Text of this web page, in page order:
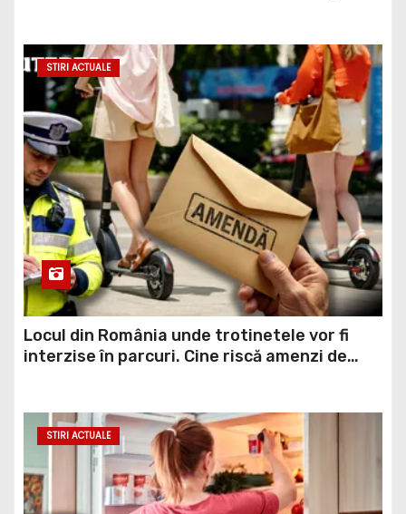
STIRI ACTUALE
Locul din România unde trotinetele vor fi
interzise în parcuri. Cine riscă amenzi de
STIRI ACTUALE